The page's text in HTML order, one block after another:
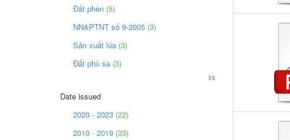
Đất phèn (5)
NN&PTNT số 9-2005 (3)
Sản xuất lúa (3)
Đất phù sa (3)
>>
Date issued
2020 - 2023 (22)
2010 - 2019 (33)